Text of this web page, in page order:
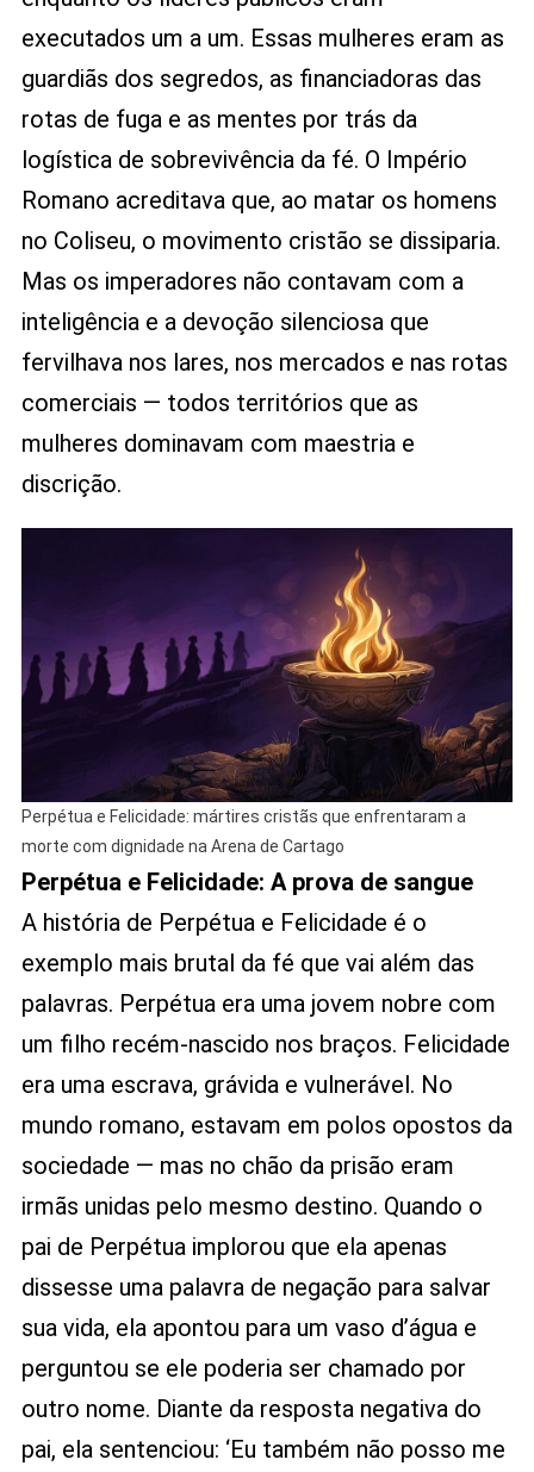
executados um a um. Essas mulheres eram as
guardiãs dos segredos, as financiadoras das
rotas de fuga e as mentes por trás da
logística de sobrevivência da fé. O Império
Romano acreditava que, ao matar os homens
no Coliseu, o movimento cristão se dissiparia.
Mas os imperadores não contavam com a
inteligência e a devoção silenciosa que
fervilhava nos lares, nos mercados e nas rotas
comerciais — todos territórios que as
mulheres dominavam com maestria e
discrição.
Perpétua e Felicidade: mártires cristãs que enfrentaram a
morte com dignidade na Arena de Cartago
Perpétua e Felicidade: A prova de sangue
A história de Perpétua e Felicidade é o
exemplo mais brutal da fé que vai além das
palavras. Perpétua era uma jovem nobre com
um filho recém-nascido nos braços. Felicidade
era uma escrava, grávida e vulnerável. No
mundo romano, estavam em polos opostos da
sociedade — mas no chão da prisão eram
irmãs unidas pelo mesmo destino. Quando o
pai de Perpétua implorou que ela apenas
dissesse uma palavra de negação para salvar
sua vida, ela apontou para um vaso d’água e
perguntou se ele poderia ser chamado por
outro nome. Diante da resposta negativa do
pai, ela sentenciou: ‘Eu também não posso me